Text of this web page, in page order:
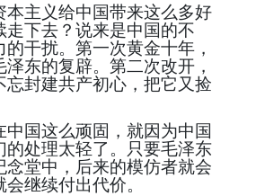
本主义给中国带来这么多好
走下去？说来是中国的不
干扰。第一次黄金十年，
东的复辟。第二次改开，
忘封建共产初心，把它又捡
国这么顽固，就因为中国
的处理太轻了。只要毛泽东
念堂中，后来的模仿者就会
继续付出代价。